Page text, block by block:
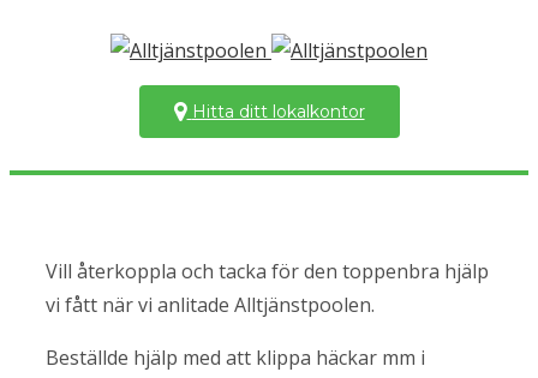
Hitta ditt lokalkontor
Vill återkoppla och tacka för den toppenbra hjälp
vi fått när vi anlitade Alltjänstpoolen.
Beställde hjälp med att klippa häckar mm i